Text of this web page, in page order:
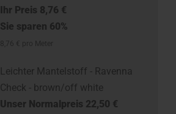
Ihr Preis 8,76 €
Sie sparen 60%
Leichter Mantelstoff - Ravenna
Check - brown/off white
Unser Normalpreis 22,50 €